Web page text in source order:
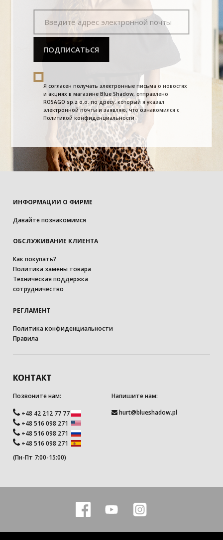
ПОДПИСАТЬСЯ
Я согласен получать электронные письма о новостях
и акциях в магазине Blue Shadow, отправлено
ROSAGO sp.z o.o. по дресу, который я указал
электронной почты и заявляю, что ознакомился с
Политикой конфиденциальности
ИНФОРМАЦИИ О ФИРМЕ
Давайте познакомимся
ОБСЛУЖИВАНИЕ КЛИЕНТА
Как покупать?
Политика замены товара
Техническая поддержка
сотрудничество
РЕГЛАМЕНТ
Политика конфиденциальности
Правила
КОНТАКТ
Позвоните нам:
+48 42 212 77 77
+48 516 098 271
+48 516 098 271
+48 516 098 271
(Пн-Пт 7:00-15:00)
Напишите нам:
hurt@blueshadow.pl